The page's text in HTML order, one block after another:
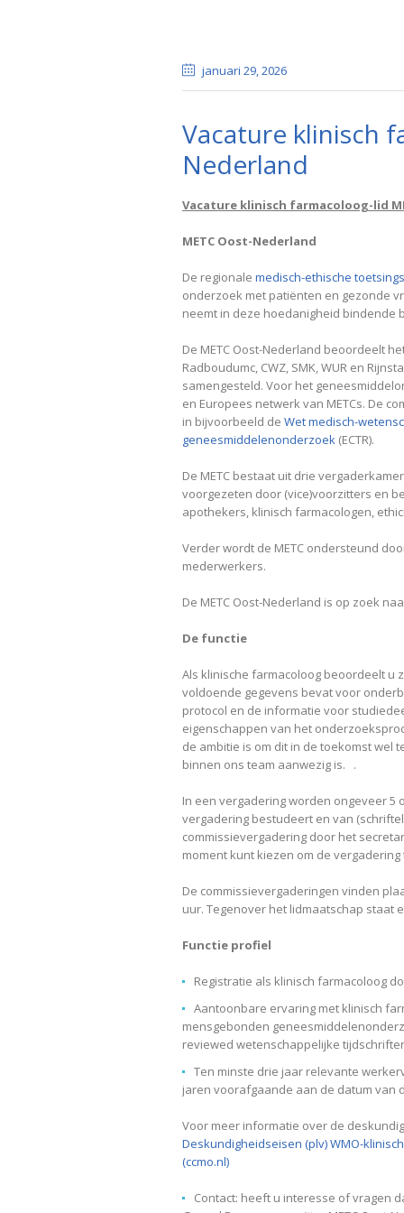
januari 29, 2026
Vacature klinisch
Nederland
Vacature klinisch farmacoloog-lid
METC Oost-Nederland
De regionale medisch-ethische
onderzoek met patiënten en gezonde
neemt in deze hoedanigheid bindende
De METC Oost-Nederland beoordeelt
Radboudumc, CWZ, SMK, WUR en
samengesteld. Voor het
en Europees netwerk van METCs. De
in bijvoorbeeld de Wet medisch-
geneesmiddelenonderzoek (ECTR).
De METC bestaat uit drie
voorgezeten door (vice)voorzitters en
apothekers, klinisch farmacologen,
Verder wordt de METC ondersteund
mederwerkers.
De METC Oost-Nederland is op zoek
De functie
Als klinische farmacoloog beoordeelt u
voldoende gegevens bevat voor
protocol en de informatie voor
eigenschappen van het
de ambitie is om dit in de toekomst wel
binnen ons team aanwezig is. .
In een vergadering worden ongeveer
vergadering bestudeert en van
commissievergadering door het
moment kunt kiezen om de
De commissievergaderingen vinden
uur. Tegenover het lidmaatschap staat
Functie profiel
Registratie als klinisch farmacoloog
Aantoonbare ervaring met klinisch
mensgebonden
reviewed wetenschappelijke
Ten minste drie jaar relevante
jaren voorafgaande aan de datum van
Voor meer informatie over de
Deskundigheidseisen (plv) WMO-
(ccmo.nl)
Contact: heeft u interesse of vragen